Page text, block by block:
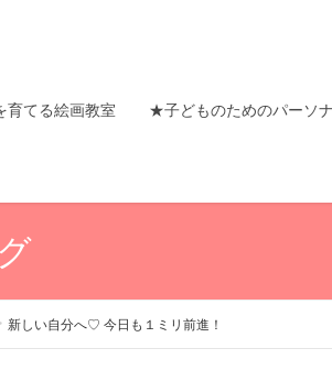
てる絵画教室 ★子どものためのパーソ
新しい自分へ♡ 今日も１ミリ前進！